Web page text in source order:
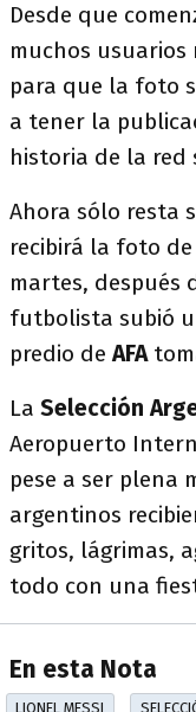
Desde que
muchos
para que la foto
a tener la
historia de la red
Ahora sólo resta
recibirá la foto de
martes, después
futbolista subió
predio deAFA
La Selección
Aeropuerto
pese a ser plena
argentinos
gritos, lágrimas,
todo con una
En esta Nota
LIONEL MESSI